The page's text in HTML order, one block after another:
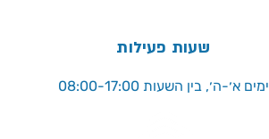
שעות פעילות
ימים א׳-ה׳, בין השעות 08:00-17:00